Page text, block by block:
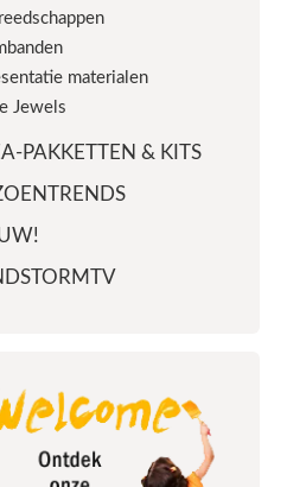
materialen
Jewels
PAKKETTEN & KITS